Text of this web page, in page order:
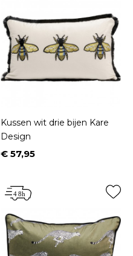
Kussen wit drie bijen Kare
Design
Prijs
€ 57,95